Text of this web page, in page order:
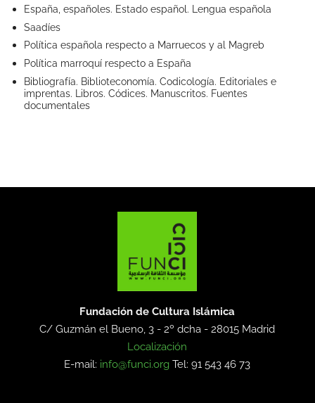
España, españoles. Estado español. Lengua española
Saadíes
Política española respecto a Marruecos y al Magreb
Política marroquí respecto a España
Bibliografía. Biblioteconomía. Codicología. Editoriales e
imprentas. Libros. Códices. Manuscritos. Fuentes
documentales
Fundación de Cultura Islámica
C/ Guzmán el Bueno, 3 - 2º dcha -28015 Madrid
Localización
E-mail: info@funci.org Tel: 91 543 46 73